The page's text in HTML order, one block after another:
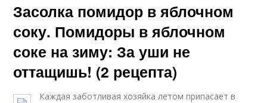
Засолка помидор в яблочном
соку. Помидоры в яблочном
соке на зиму: За уши не
оттащишь! (2 рецепта)
Каждая заботливая хозяйка летом припасает в